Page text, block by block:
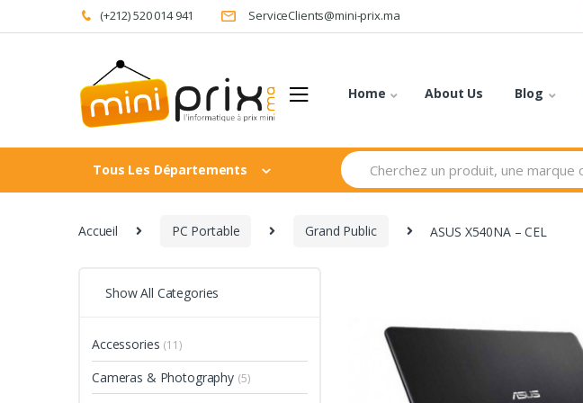
to
to
(+212) 520 014 941 ServiceClients@mini-prix.ma
Home About Us Blog
Tous Les Départements
Search
for:
Accueil PC Portable Grand Public ASUS X540NA – CEL
Show All Categories
Accessories (11)
Cameras & Photography (5)